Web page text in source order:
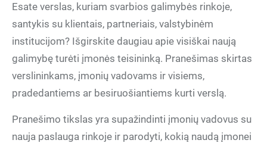
Esate verslas, kuriam svarbios galimybės rinkoje,
santykis su klientais, partneriais, valstybinėm
institucijom? Išgirskite daugiau apie visiškai naują
galimybę turėti įmonės teisininką. Pranešimas skirtas
verslininkams, įmonių vadovams ir visiems,
pradedantiems ar besiruošiantiems kurti verslą.
Pranešimo tikslas yra supažindinti įmonių vadovus su
nauja paslauga rinkoje ir parodyti, kokią naudą įmonei